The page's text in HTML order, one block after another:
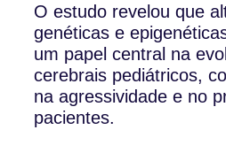
O estudo revelou que
genéticas e
um papel central na
cerebrais pediátricos,
na agressividade e no
pacientes.